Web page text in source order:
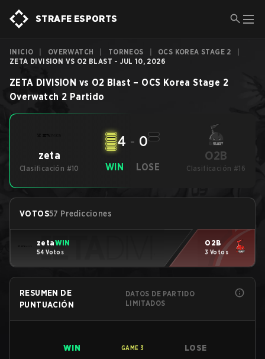
STRAFE ESPORTS
INICIO OVERWATCH TORNEOS OCS KOREA STAGE 2
ZETA DIVISION VS O2 BLAST - JUL 10, 2026
ZETA DIVISION vs O2 Blast – OCS Korea Stage 2
Overwatch 2 Partido
zeta
Clasificación #10 WIN
4 - 0
LOSE
O2B
Clasificación #16
VOTOS57 Predicciones
zetaWIN
54 Votos
O2B
3 Votos
RESUMEN DE
PUNTUACIÓN
DATOS DE PARTIDO
LIMITADOS
WIN GAME 3 LOSE